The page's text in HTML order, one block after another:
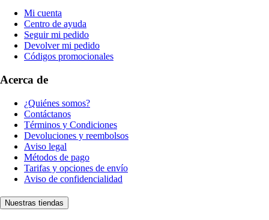
Mi cuenta
Centro de ayuda
Seguir mi pedido
Devolver mi pedido
Códigos promocionales
Acerca de
¿Quiénes somos?
Contáctanos
Términos y Condiciones
Devoluciones y reembolsos
Aviso legal
Métodos de pago
Tarifas y opciones de envío
Aviso de confidencialidad
Nuestras tiendas